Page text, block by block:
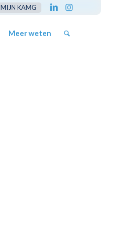
MIJN KAMG
Meer weten